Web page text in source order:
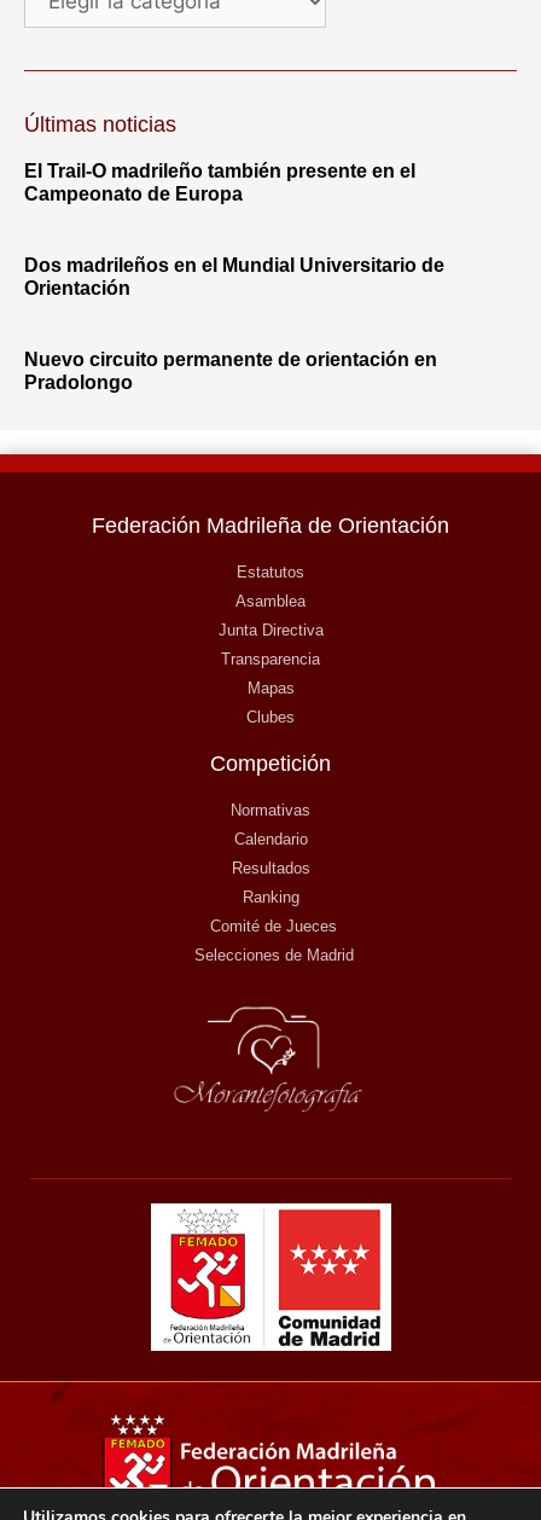
Últimas noticias
El Trail-O madrileño también presente en el
Campeonato de Europa
Dos madrileños en el Mundial Universitario de
Orientación
Nuevo circuito permanente de orientación en
Pradolongo
Federación Madrileña de Orientación
Estatutos
Asamblea
Junta Directiva
Transparencia
Mapas
Clubes
Competición
Normativas
Calendario
Resultados
Ranking
Comité de Jueces
Selecciones de Madrid